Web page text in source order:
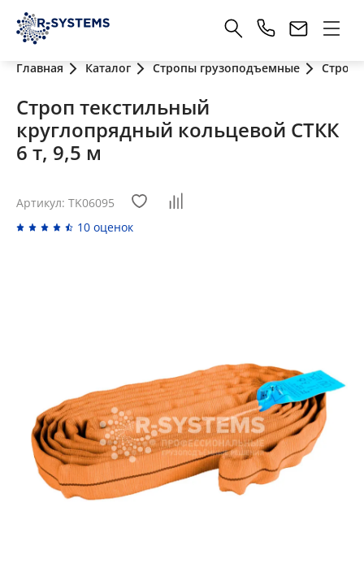
Главная Каталог Стропы грузоподъемные
Строп текстильный
круглопрядный кольцевой СТКК
6 т, 9,5 м
Артикул: TK06095
10 оценок